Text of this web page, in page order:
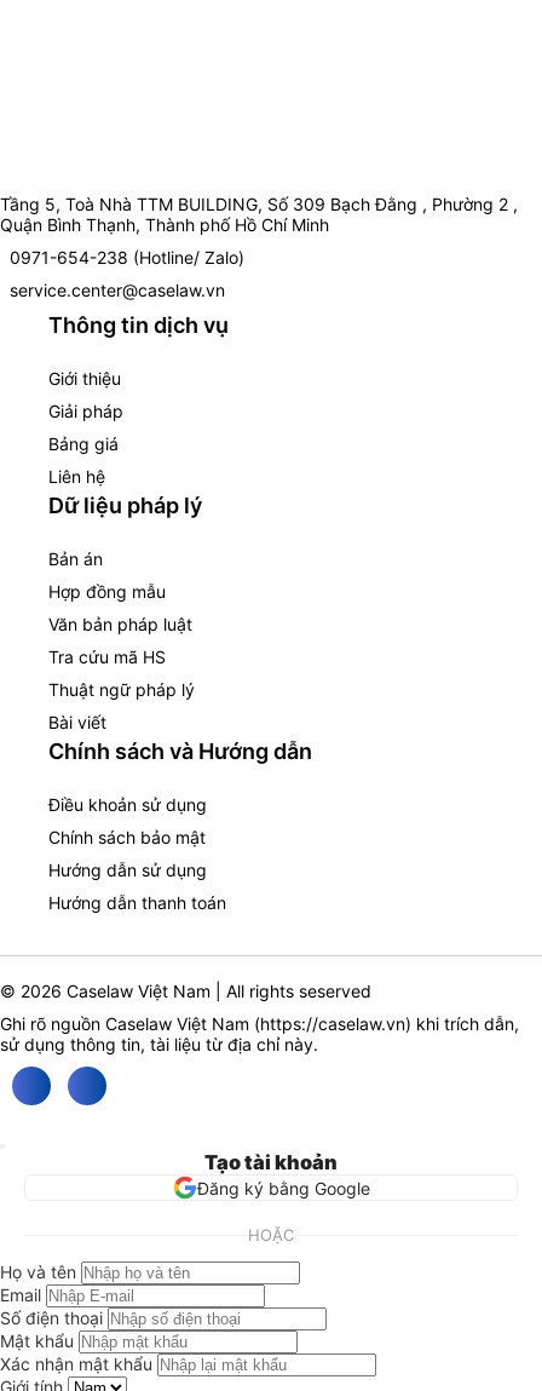
Tầng 5, Toà Nhà TTM BUILDING, Số 309 Bạch Đằng , Phường 2 ,
Quận Bình Thạnh, Thành phố Hồ Chí Minh
0971-654-238 (Hotline/ Zalo)
service.center@caselaw.vn
Thông tin dịch vụ
Giới thiệu
Giải pháp
Bảng giá
Liên hệ
Dữ liệu pháp lý
Bản án
Hợp đồng mẫu
Văn bản pháp luật
Tra cứu mã HS
Thuật ngữ pháp lý
Bài viết
Chính sách và Hướng dẫn
Điều khoản sử dụng
Chính sách bảo mật
Hướng dẫn sử dụng
Hướng dẫn thanh toán
© 2026 Caselaw Việt Nam | All rights seserved
Ghi rõ nguồn Caselaw Việt Nam (https://caselaw.vn) khi trích dẫn,
sử dụng thông tin, tài liệu từ địa chỉ này.
Tạo tài khoản
Đăng ký bằng Google
HOẶC
Họ và tên
Email
Số điện thoại
Mật khẩu
Xác nhận mật khẩu
Giới tính